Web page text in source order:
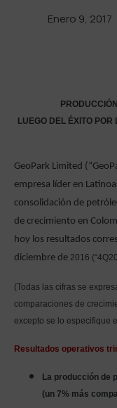
Enero 9, 2017
LUEGO DEL ÉXITO
GeoPark Limited
empresa líder en
consolidación de
de crecimiento en
hoy los resultados
diciembre de 2016
(Todas las cifras se
comparaciones de
excepto se lo especifique
Resultados operativos
La producción de
(un 7% más